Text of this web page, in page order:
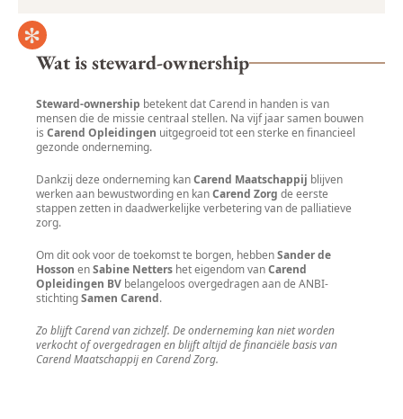
Wat is steward-ownership
Steward-ownership betekent dat Carend in handen is van
mensen die de missie centraal stellen. Na vijf jaar samen bouwen
is Carend Opleidingen uitgegroeid tot een sterke en financieel
gezonde onderneming.
Dankzij deze onderneming kanCarend Maatschappij blijven
werken aan bewustwording en kanCarend Zorg de eerste
stappen zetten in daadwerkelijke verbetering van de palliatieve
zorg.
Om dit ook voor de toekomst te borgen, hebbenSander de
Hosson enSabine Netters het eigendom vanCarend
Opleidingen BV belangeloos overgedragen aan de ANBI-
stichtingSamen Carend.
Zo blijft Carend van zichzelf. De onderneming kan niet worden
verkocht of overgedragen en blijft altijd de financiële basis van
Carend Maatschappij en Carend Zorg.